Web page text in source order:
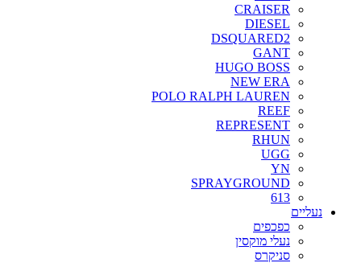
CRAISER
DIESEL
DSQUARED2
GANT
HUGO BOSS
NEW ERA
POLO RALPH LAUREN
REEF
REPRESENT
RHUN
UGG
YN
SPRAYGROUND
613
נעליים
כפכפים
נעלי מוקסין
סניקרס